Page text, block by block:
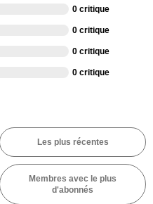
0 critique
0 critique
0 critique
0 critique
Les plus récentes
Membres avec le plus
d'abonnés